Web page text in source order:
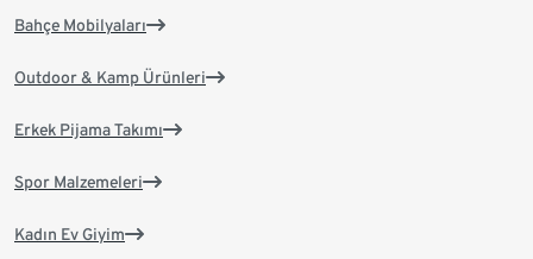
Bahçe Mobilyaları
Outdoor & Kamp Ürünleri
Erkek Pijama Takımı
Spor Malzemeleri
Kadın Ev Giyim